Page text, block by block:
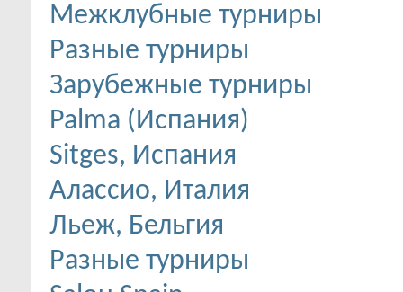
Межклубные турниры
Разные турниры
Зарубежные турниры
Palma (Испания)
Sitges, Испания
Алассио, Италия
Льеж, Бельгия
Разные турниры